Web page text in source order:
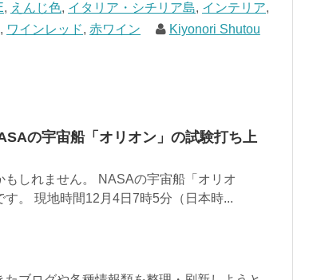
, えんじ色, イタリア・シチリア島, インテリア,
, ワインレッド,赤ワイン Kiyonori Shutou
の宇宙船「オリオン」の試験打ち上
しれません。 NASAの宇宙船「オリオ
。 現地時間12月4日7時5分（日本時...